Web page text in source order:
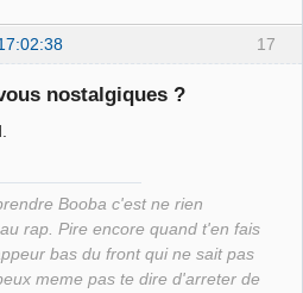
17
nostalgiques ?
Booba c'est ne rien
rap. Pire encore quand t'en fais
bas du front qui ne sait pas
meme pas te dire d'arreter de